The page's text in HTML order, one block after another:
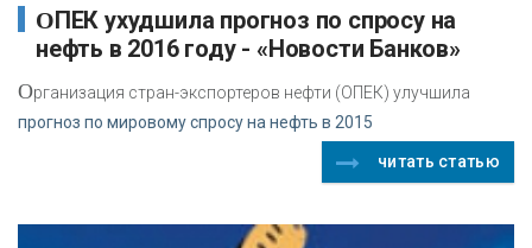
ОПЕК ухудшила прогноз по спросу на
нефть в 2016 году - «Новости Банков»
Организация стран-экспортеров нефти (ОПЕК) улучшила
прогноз по мировому спросу на нефть в 2015
читать статью